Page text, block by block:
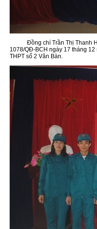
Đồng chí Trần Thị Thanh
1078/QĐ-BCH ngày 17 tháng
THPT số 2 Văn Bàn.